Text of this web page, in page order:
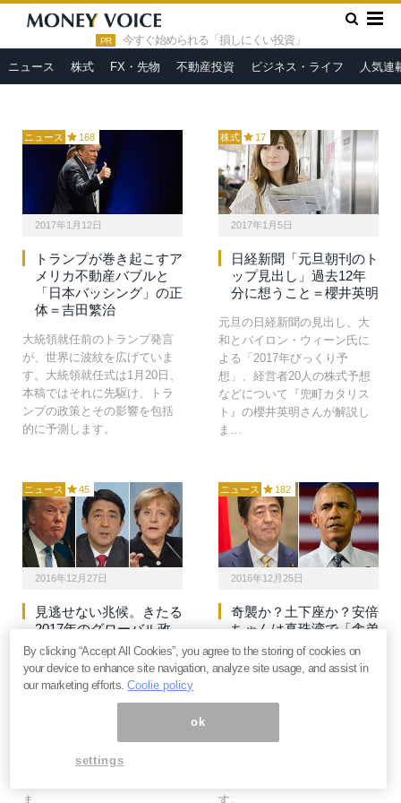
PR 今すぐ始められる「損しにくい投資」
ニュース 株式 FX・先物 不動産投資 ビジネス・ライフ 人気連
HOME » TPP
国投資家の「想定内」だった
とわかります。新政権がドル
高かドル安政策かは、2月の予
算案から読み取れるでしょ
が、先行き不透明感はより強
まりました。株価はファンダ
メンタルズの位置まで引き返
し、様子見相場となるでしょ
ニュース 168
2017年1月12日
トランプが巻き起こすア
メリカ不動産バブルと
「日本バッシング」の正
体＝吉田繁治
大統領就任前のトランプ発言
が、世界に波紋を広げていま
す。大統領就任式は1月20日、
本稿ではそれに先駆け、トラ
ンプの政策とその影響を包括
的に予測します。
株式 17
2017年1月5日
日経新聞「元旦朝刊のト
ップ見出し」過去12年
分に想うこと＝櫻井英明
元旦の日経新聞の見出し、大
和とバイロン・ウィーン氏に
よる「2017年びっくり予
想」、経営者20人の株式予想
などについて『兜町カタリス
ト』の櫻井英明さんが解説し
ま…
ニュース 45
2016年12月27日
見逃せない兆候。きたる
2017年のグローバル政
治・経済はこう動く＝斎
藤満
2016年の干支「さる」は、後
われます。今年は「権威崩
壊」の年でしたが、来年も経
ま…
ニュース 182
2016年12月25日
奇襲か？土下座か？安倍
ちゃんは真珠湾で「舎弟
の証」をゲットする＝ち
だい
領土？知らねぇ！」と言われ
す。…
By clicking “Accept All Cookies”, you agree to the storing of cookies on
your device to enhance site navigation, analyze site usage, and assist in
our marketing efforts.Coolie policy
ok
settings